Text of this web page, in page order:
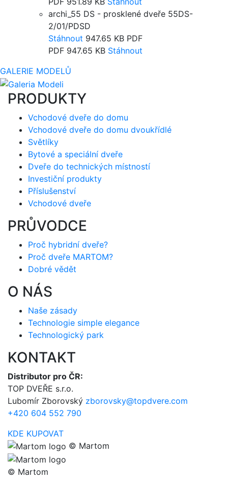
archi_55 DS - prosklené dveře 55DS-
2/01/PDSD
Stáhnout 947.65 KB PDF
PDF 947.65 KB Stáhnout
GALERIE MODELŮ
PRODUKTY
Vchodové dveře do domu
Vchodové dveře do domu dvoukřídlé
Světlíky
Bytové a speciální dveře
Dveře do technických místností
Investiční produkty
Příslušenství
Vchodové dveře
PRŮVODCE
Proč hybridní dveře?
Proč dveře MARTOM?
Dobré vědět
O NÁS
Naše zásady
Technologie simple elegance
Technologický park
KONTAKT
Distributor pro ČR:
TOP DVEŘE s.r.o.
Lubomír Zborovský zborovsky@topdvere.com
+420 604 552 790
KDE KUPOVAT
© Martom
© Martom